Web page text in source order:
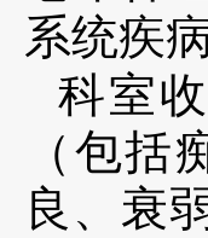
系统疾
科室
（包
良、衰